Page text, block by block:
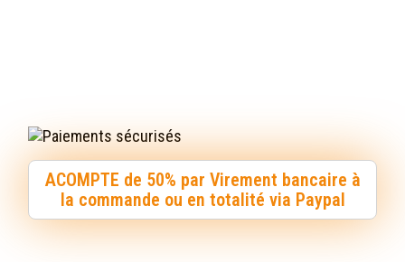
ACOMPTE de 50% par Virement bancaire à
la commande ou en totalité via Paypal